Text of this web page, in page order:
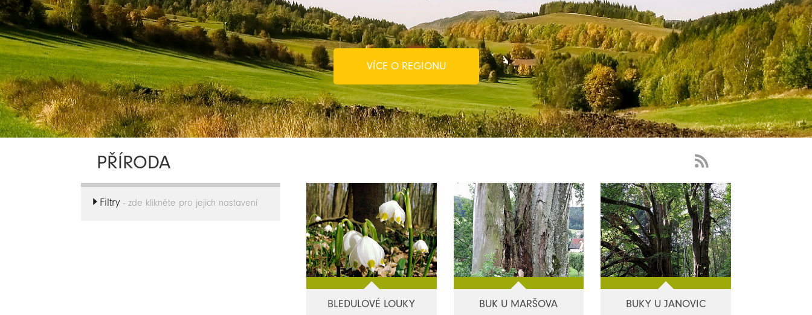
VÍCE O REGIONU
PŘÍRODA
Feed
-
novinky
Filtry - zde klikněte pro jejich nastavení
BLEDULOVÉ LOUKY BUK U MARŠOVA BUKY U JANOVIC